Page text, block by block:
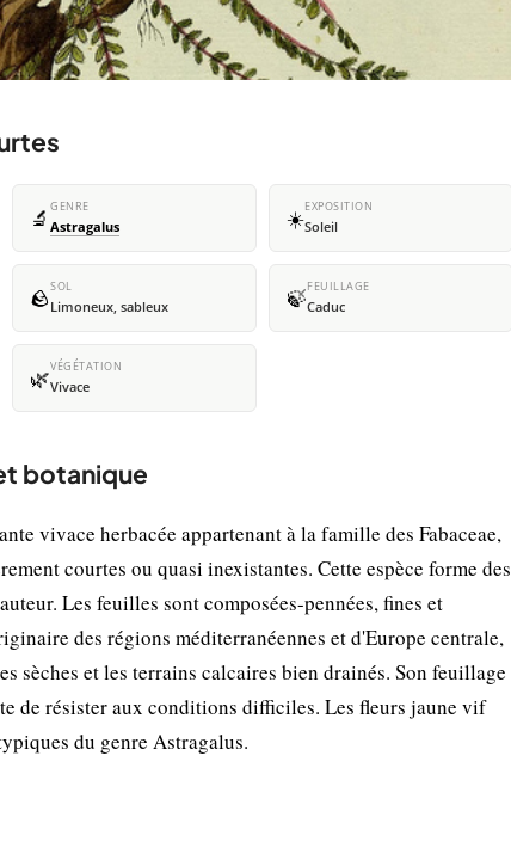
🔬 GENRE
Astragalus ☀️EXPOSITION
Soleil
🪨SOL
Limoneux, sableux 🍃FEUILLAGE
Caduc
🌿VÉGÉTATION
Vivace
botanique
vivace herbacée appartenant à la famille des Fabaceae,
courtes ou quasi inexistantes. Cette espèce forme des
Les feuilles sont composées-pennées, fines et
des régions méditerranéennes et d'Europe centrale,
sèches et les terrains calcaires bien drainés. Son feuillage
de résister aux conditions difficiles. Les fleurs jaune vif
du genre Astragalus.